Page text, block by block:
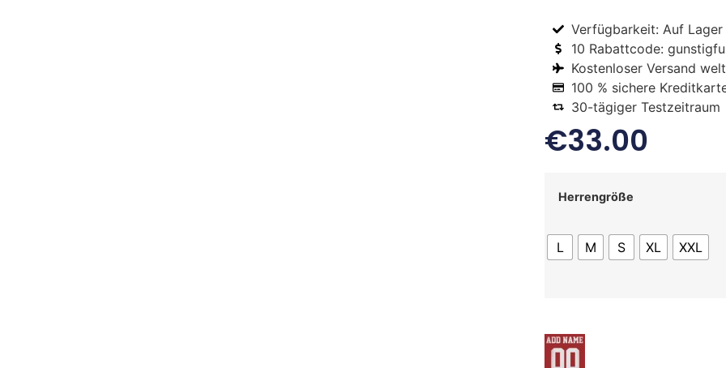
Verfügbarkeit: Auf Lager
10 Rabattcode:
Kostenloser Versand
100 % sichere
30-tägiger Testzeitraum
€33.00
Herrengröße
L M S XL XXL